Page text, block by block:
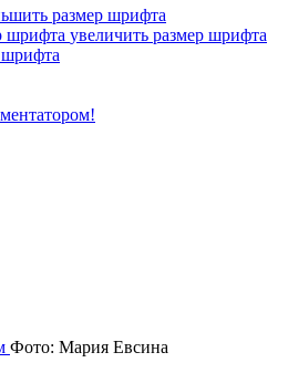
размер шрифта
увеличить размер шрифта
Фото: Мария Евсина